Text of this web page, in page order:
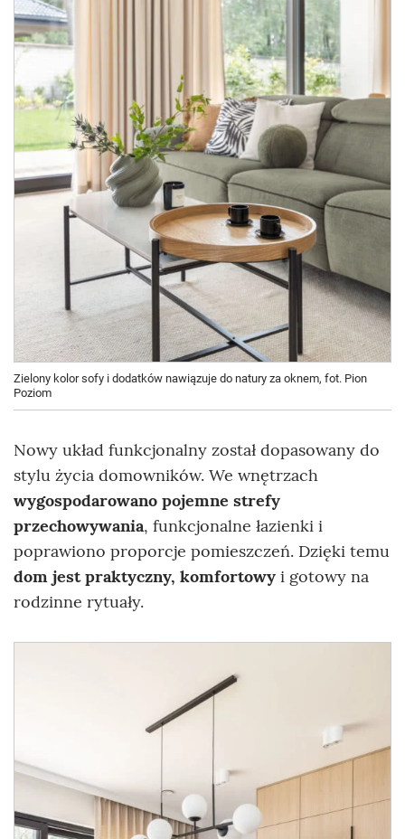
Zielony kolor sofy i dodatków nawiązuje do natury za oknem, fot. Pion
Poziom
Nowy układ funkcjonalny został dopasowany do
stylu życia domowników. We wnętrzach
wygospodarowano pojemne strefy
przechowywania, funkcjonalne łazienki i
poprawiono proporcje pomieszczeń. Dzięki temu
dom jest praktyczny, komfortowy i gotowy na
rodzinne rytuały.